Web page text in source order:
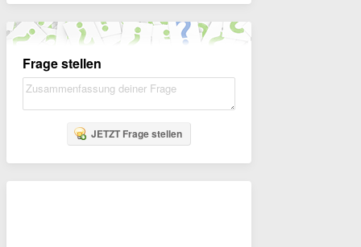
Frage stellen
JETZT Frage stellen